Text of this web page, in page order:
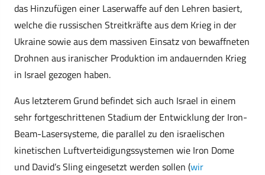
das Hinzufügen einer Laserwaffe auf den Lehren basiert,
welche die russischen Streitkräfte aus dem Krieg in der
Ukraine sowie aus dem massiven Einsatz von bewaffneten
Drohnen aus iranischer Produktion im andauernden Krieg
in Israel gezogen haben.
Aus letzterem Grund befindet sich auch Israel in einem
sehr fortgeschrittenen Stadium der Entwicklung der Iron-
Beam-Lasersysteme, die parallel zu den israelischen
kinetischen Luftverteidigungssystemen wie Iron Dome
und David’s Sling eingesetzt werden sollen (wir